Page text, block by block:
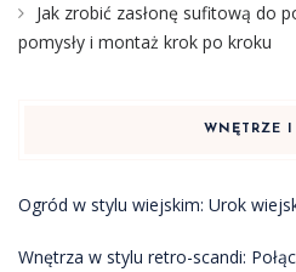
Jak zrobić zasłonę sufitową do
pomysły i montaż krok po kroku
WNĘTRZE
Ogród w stylu wiejskim: Urok
Wnętrza w stylu retro-scandi: